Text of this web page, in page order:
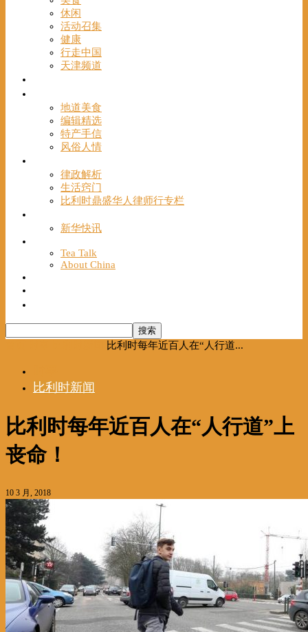
休闲
活动召集
健康
行走中国
天津频道
地道美食
编辑精选
特产手信
风俗人情
律政解析
生活窍门
比利时鼎盛华人律师行专栏
新华快讯
Tea Talk
About China
比利时每年近百人在“人行道...
比利时新闻
比利时每年近百人在“人行道”上
丧命！
10 3 月, 2018